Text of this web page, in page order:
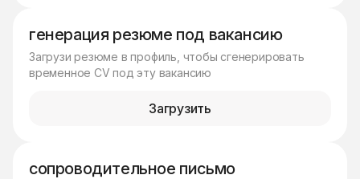
генерация резюме под вакансию
Загрузи резюме в профиль, чтобы сгенерировать
временное CV под эту вакансию
Загрузить
сопроводительное письмо